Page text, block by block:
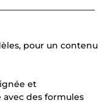
pour un contenu
et
avec des formules